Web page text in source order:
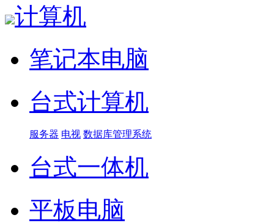
计算机
笔记本电脑
台式计算机
服务器 电视 数据库管理系统
台式一体机
平板电脑